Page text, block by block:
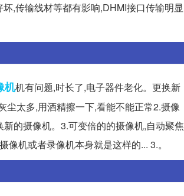
,传输线材等都有影响,DHMI接口传输明显
机机有问题,时长了,电子器件老化。更换新
尘太多,用酒精擦一下,看能不能正常2.摄像
的摄像机。3.可变倍的的摄像机,自动聚焦
机或者录像机本身就是这样的... 3.。